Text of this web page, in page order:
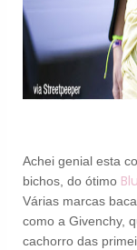
Achei genial esta
bichos, do ótimo
Várias marcas
como a Givenchy,
cachorro das